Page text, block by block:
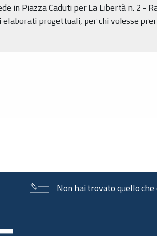
in Piazza Caduti per La Libertà n. 2 -
elaborati progettuali, per chi volesse
Non hai trovato quello che